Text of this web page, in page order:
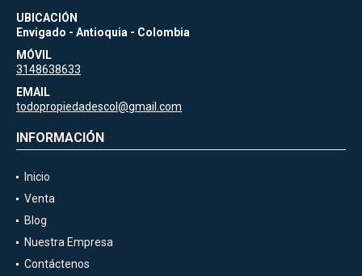
UBICACIÓN
Envigado - Antioquia - Colombia
MÓVIL
3148638633
EMAIL
todopropiedadescol@gmail.com
INFORMACIÓN
Inicio
Venta
Blog
Nuestra Empresa
Contáctenos